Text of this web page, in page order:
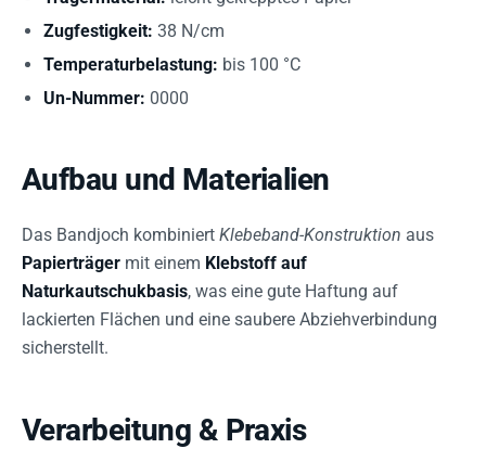
Zugfestigkeit: 38 N/cm
Temperaturbelastung: bis 100 °C
Un-Nummer: 0000
Aufbau und Materialien
Das Bandjoch kombiniert Klebeband-Konstruktion aus
Papierträger mit einem Klebstoff auf
Naturkautschukbasis, was eine gute Haftung auf
lackierten Flächen und eine saubere Abziehverbindung
sicherstellt.
Verarbeitung & Praxis